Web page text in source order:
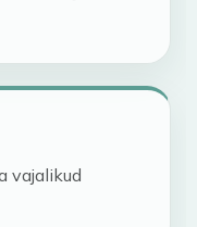
vajalikud